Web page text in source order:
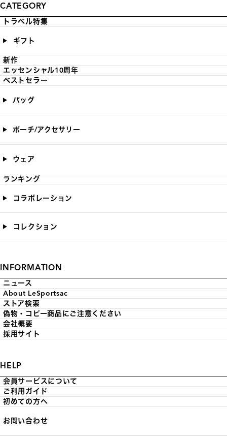
CATEGORY
トラベル特集
ギフト
新作
エッセンシャル10周年
ベストセラー
バッグ
ポーチ/アクセサリー
ウェア
ランキング
コラボレーション
コレクション
INFORMATION
ニュース
About LeSportsac
ストア検索
偽物・コピー商品にご注意ください
会社概要
採用サイト
HELP
会員サービスについて
ご利用ガイド
初めての方へ
お問い合わせ